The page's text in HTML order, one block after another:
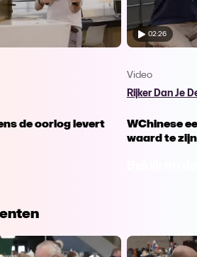
de oorlog levert
02:26
Video
Rijker Dan Je
WChinese
waard te